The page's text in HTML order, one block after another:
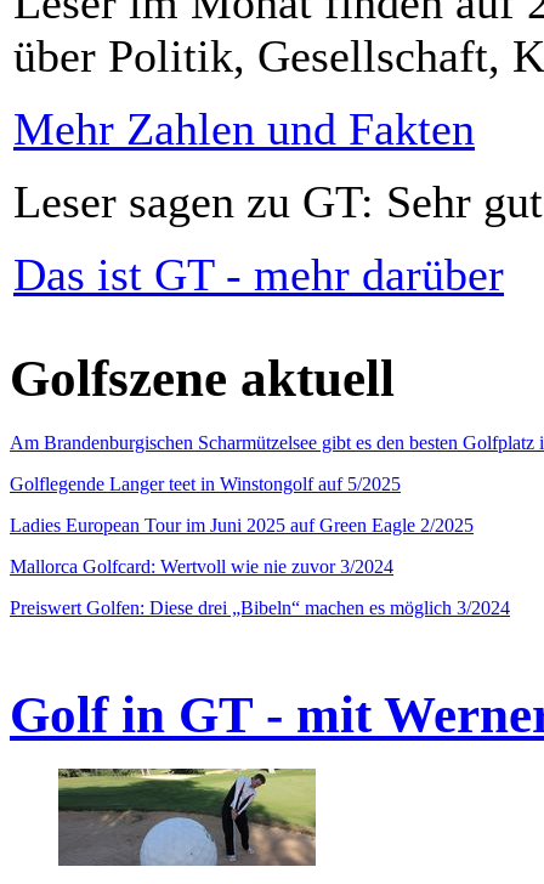
über Politik, Gesellschaft,
Mehr Zahlen und Fakten
Leser sagen zu GT: Sehr
Das ist GT - mehr darüber
Golfszene aktuell
Am Brandenburgischen Scharmützelsee gibt es den besten
Golflegende Langer teet in Winstongolf auf 5/2025
Ladies European Tour im Juni 2025 auf Green Eagle 2/2025
Mallorca Golfcard: Wertvoll wie nie zuvor 3/2024
Preiswert Golfen: Diese drei „Bibeln“ machen es möglich 3/2024
Golf in GT - mit